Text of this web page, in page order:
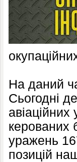
На даний
Сьогодні
керованих
уражень
позицій